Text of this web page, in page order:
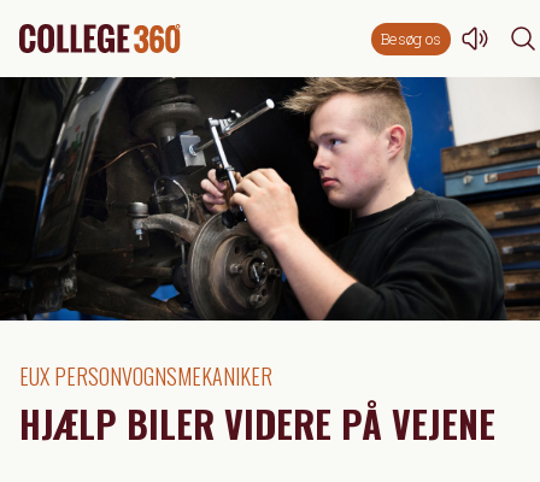
Besøg os
EUX PERSONVOGNSMEKANIKER
HJÆLP BILER VIDERE PÅ VEJENE